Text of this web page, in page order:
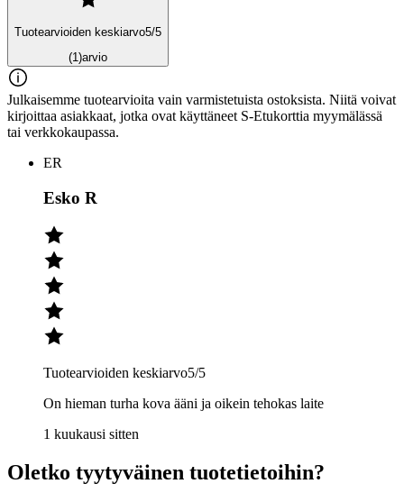
Tuotearvioiden keskiarvo5/5
(1)arvio
Julkaisemme tuotearvioita vain varmistetuista ostoksista. Niitä voivat
kirjoittaa asiakkaat, jotka ovat käyttäneet S-Etukorttia myymälässä
tai verkkokaupassa.
ER
Esko R
Tuotearvioiden keskiarvo5/5
On hieman turha kova ääni ja oikein tehokas laite
1 kuukausi sitten
Oletko tyytyväinen tuotetietoihin?